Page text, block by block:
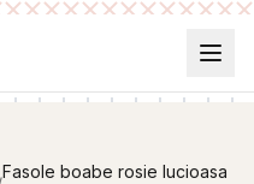
Fasole boabe rosie lucioasa